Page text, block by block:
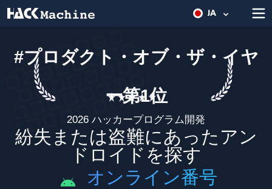
JA
#プロダクト・オブ・ザ・イヤ
ー第1位
2026 ハッカープログラム開発
紛失または盗難にあったアン
ドロイドを探す
オンライン番号